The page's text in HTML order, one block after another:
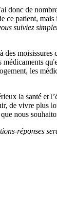
de
patient,
suiviez
les
la santé et
de vivre plus
nous
réponses